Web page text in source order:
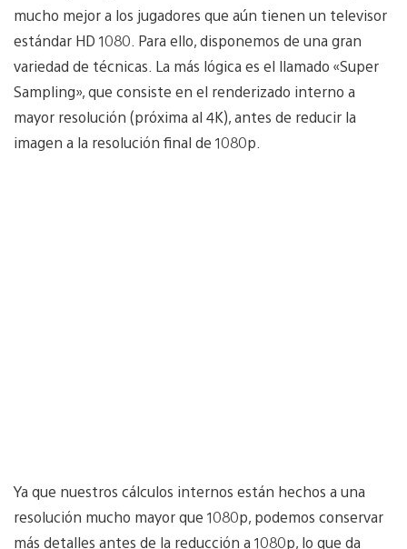
mucho mejor a los jugadores que aún tienen un televisor
estándar HD 1080. Para ello, disponemos de una gran
variedad de técnicas. La más lógica es el llamado «Super
Sampling», que consiste en el renderizado interno a
mayor resolución (próxima al 4K), antes de reducir la
imagen a la resolución final de 1080p.
Ya que nuestros cálculos internos están hechos a una
resolución mucho mayor que 1080p, podemos conservar
más detalles antes de la reducción a 1080p, lo que da